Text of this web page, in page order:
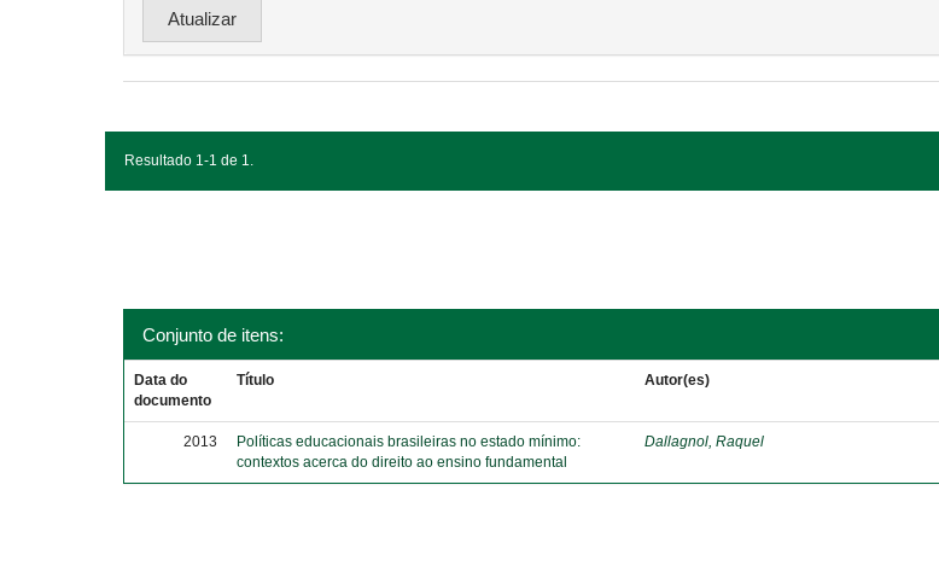
Resultado 1-1 de 1.
Conjunto de itens:
Data do
documento
Título Autor(es)
2013
Políticas educacionais brasileiras no estado mínimo:
contextos acerca do direito ao ensino fundamental
Dallagnol, Raquel